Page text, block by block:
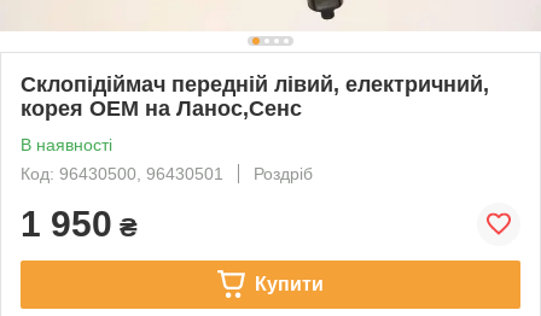
Склопідіймач передній лівий, електричний,
корея OEM на Ланос,Сенс
В наявності
Код: 96430500, 96430501
Роздріб
1 950 ₴
Купити